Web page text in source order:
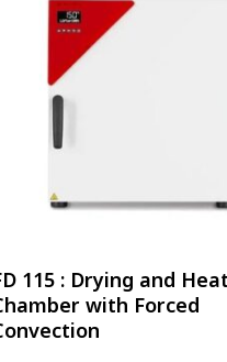
อ่านเพิ่ม
115 : Drying and
with Forced